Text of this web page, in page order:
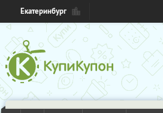
Екатеринбург